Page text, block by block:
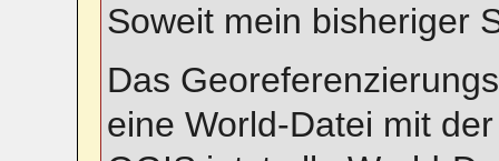
Soweit mein bisheriger
Das
eine World-Datei mit